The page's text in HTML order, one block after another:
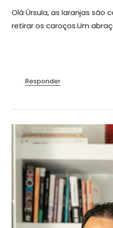
Olá Úrsula, as laranjas são
retirar os caroços.Um
Responder